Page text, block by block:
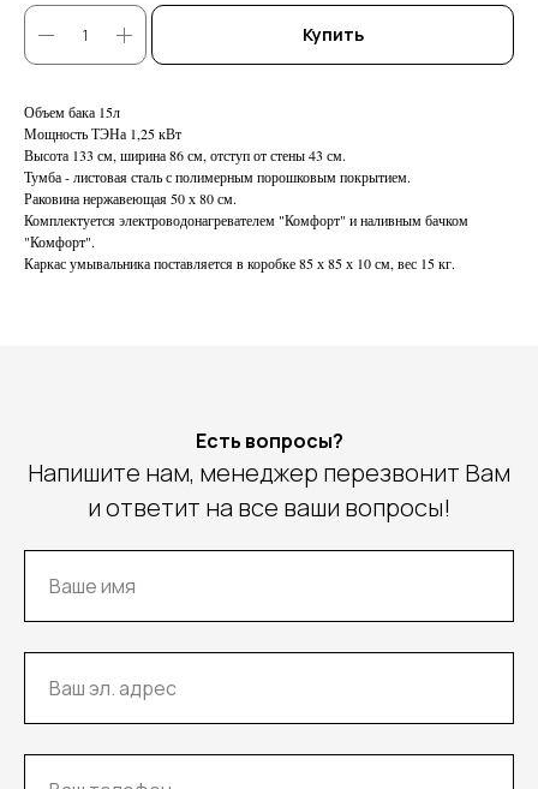
Купить
Объем бака 15л
Мощность ТЭНа 1,25 кВт
Высота 133 см, ширина 86 см, отступ от стены 43 см.
Тумба - листовая сталь с полимерным порошковым покрытием.
Раковина нержавеющая 50 х 80 см.
Комплектуется электроводонагревателем "Комфорт" и наливным бачком
"Комфорт".
Каркас умывальника поставляется в коробке 85 х 85 х 10 см, вес 15 кг.
Есть вопросы?
Напишите нам, менеджер перезвонит Вам
и ответит на все ваши вопросы!